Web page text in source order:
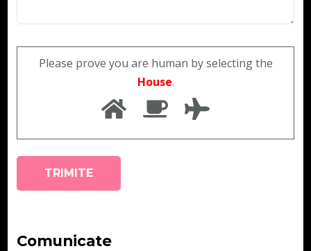
Please prove you are human by selecting the
House.
Comunicate